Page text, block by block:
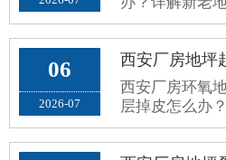
区与标准化固
车间扬尘问题
06
2026-07
西安厂房环氧
层掉皮怎么办
施工误区与标
绝反复掉皮。